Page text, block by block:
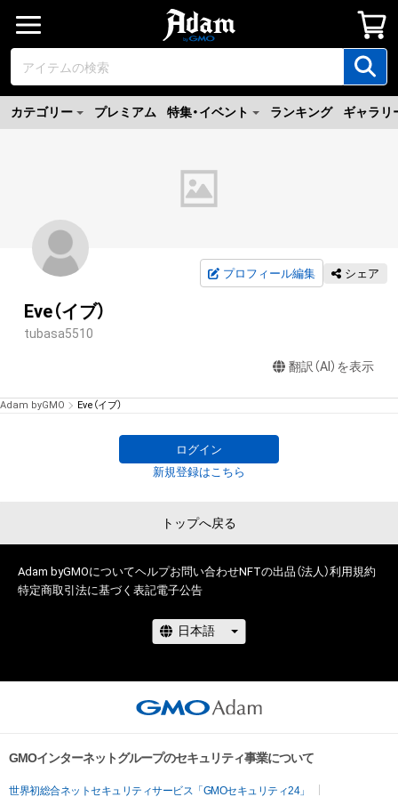
カテゴリー プレミアム 特集・イベント ランキング ギャラリ
プロフィール編集 シェア
Eve（イブ）
tubasa5510
翻訳（AI）を表示
Adam byGMO Eve（イブ）
ログイン
新規登録はこちら
トップへ戻る
Adam byGMOについてヘルプお問い合わせNFTの出品（法人）利用規約
特定商取引法に基づく表記電子公告
GMOインターネットグループのセキュリティ事業について
世界初総合ネットセキュリティサービス「GMOセキュリティ24」